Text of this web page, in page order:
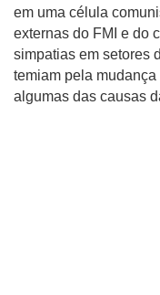
em uma célula
externas do FMI e do
simpatias em setores
temiam pela
algumas das causas